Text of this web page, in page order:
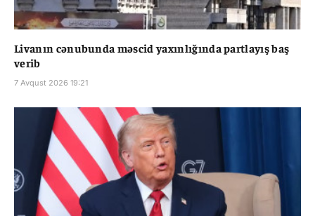
Livanın cənubunda məscid yaxınlığında partlayış baş
verib
7 Avqust 2026 19:21